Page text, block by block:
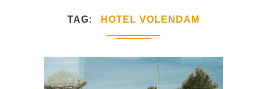
TAG HOTEL VOLENDAM